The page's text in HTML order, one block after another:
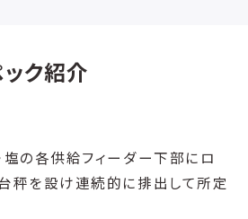
ク紹介
塩の各供給フィーダー下部にロ
秤を設け連続的に排出して所定